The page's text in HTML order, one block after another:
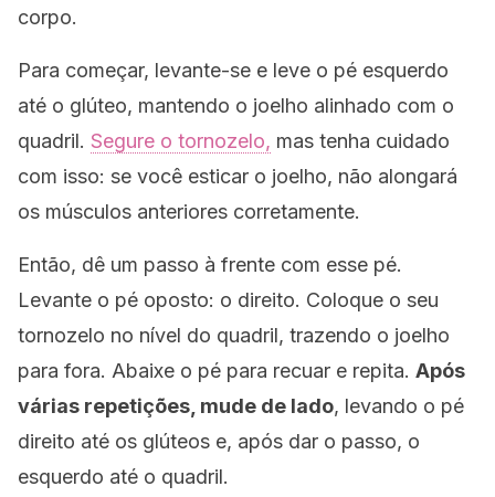
corpo.
Para começar, levante-se e leve o pé esquerdo
até o glúteo, mantendo o joelho alinhado com o
quadril. Segure o tornozelo, mas tenha cuidado
com isso: se você esticar o joelho, não alongará
os músculos anteriores corretamente.
Então, dê um passo à frente com esse pé.
Levante o pé oposto: o direito. Coloque o seu
tornozelo no nível do quadril, trazendo o joelho
para fora. Abaixe o pé para recuar e repita. Após
várias repetições, mude de lado, levando o pé
direito até os glúteos e, após dar o passo, o
esquerdo até o quadril.